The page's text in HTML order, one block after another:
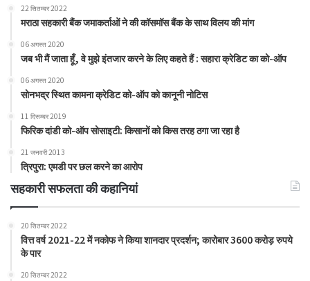
22 सितम्बर 2022
मराठा सहकारी बैंक जमाकर्ताओं ने की कॉसमॉस बैंक के साथ विलय की मांग
06 अगस्त 2020
जब भी मैं जाता हूँ, वे मुझे इंतजार करने के लिए कहते हैं : सहारा क्रेडिट का को-ऑप
06 अगस्त 2020
सोनभद्र स्थित कामना क्रेडिट को-ऑप को कानूनी नोटिस
11 दिसम्बर 2019
फिरिक दांडी को-ऑप सोसाइटी: किसानों को किस तरह ठगा जा रहा है
21 जनवरी 2013
त्रिपुरा: एमडी पर छल करने का आरोप
सहकारी सफलता की कहानियां
20 सितम्बर 2022
वित्त वर्ष 2021-22 में नकोफ ने किया शानदार प्रदर्शन; कारोबार 3600 करोड़ रुपये
के पार
20 सितम्बर 2022